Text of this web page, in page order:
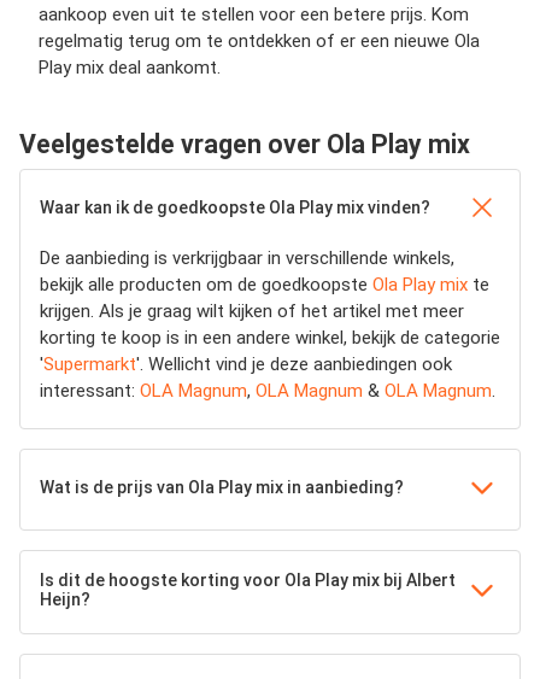
aankoop even uit te stellen voor een betere prijs. Kom
regelmatig terug om te ontdekken of er een nieuwe Ola
Play mix deal aankomt.
Veelgestelde vragen over Ola Play mix
Waar kan ik de goedkoopste Ola Play mix vinden?
De aanbieding is verkrijgbaar in verschillende winkels,
bekijk alle producten om de goedkoopste Ola Play mix te
krijgen. Als je graag wilt kijken of het artikel met meer
korting te koop is in een andere winkel, bekijk de categorie
'Supermarkt'. Wellicht vind je deze aanbiedingen ook
interessant: OLA Magnum, OLA Magnum & OLA Magnum.
Wat is de prijs van Ola Play mix in aanbieding?
Is dit de hoogste korting voor Ola Play mix bij Albert
Heijn?